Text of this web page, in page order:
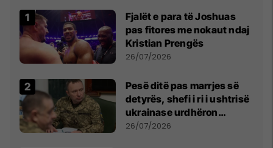
Fjalët e para të Joshuas
pas fitores me nokaut ndaj
Kristian Prengës
26/07/2026
Pesë ditë pas marrjes së
detyrës, shefi i ri i ushtrisë
ukrainase urdhëron
kontroll të madh
26/07/2026